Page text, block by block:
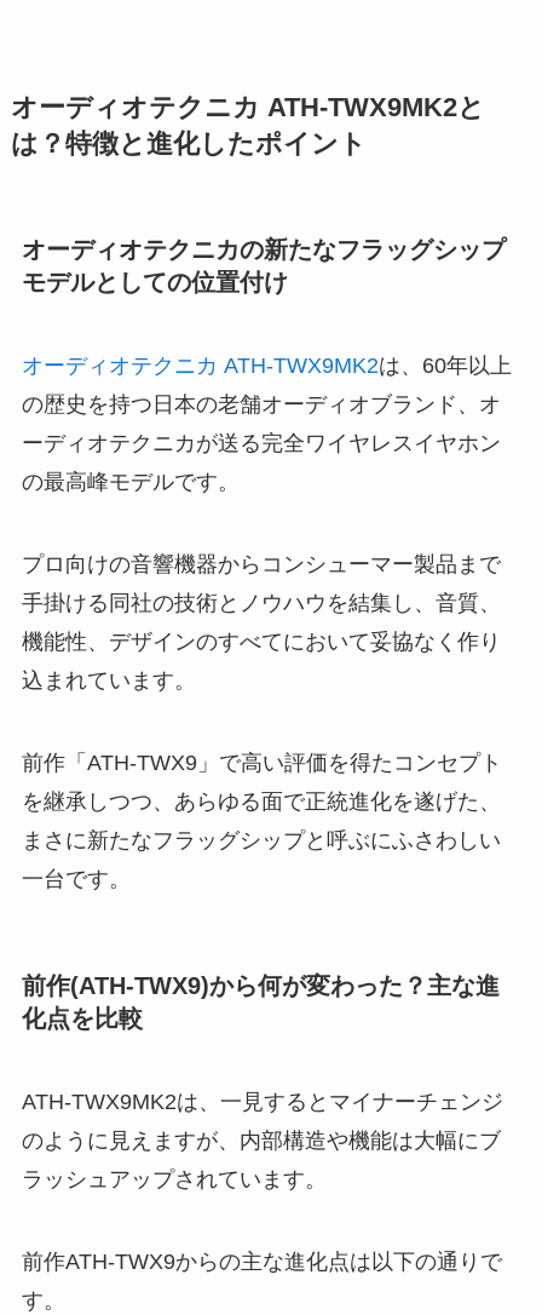
オーディオテクニカ ATH-TWX9MK2と
は？特徴と進化したポイント
オーディオテクニカの新たなフラッグシップ
モデルとしての位置付け
オーディオテクニカ ATH-TWX9MK2は、60年以上
の歴史を持つ日本の老舗オーディオブランド、オ
ーディオテクニカが送る完全ワイヤレスイヤホン
の最高峰モデルです。
プロ向けの音響機器からコンシューマー製品まで
手掛ける同社の技術とノウハウを結集し、音質、
機能性、デザインのすべてにおいて妥協なく作り
込まれています。
前作「ATH-TWX9」で高い評価を得たコンセプト
を継承しつつ、あらゆる面で正統進化を遂げた、
まさに新たなフラッグシップと呼ぶにふさわしい
一台です。
前作(ATH-TWX9)から何が変わった？主な進
化点を比較
ATH-TWX9MK2は、一見するとマイナーチェンジ
のように見えますが、内部構造や機能は大幅にブ
ラッシュアップされています。
前作ATH-TWX9からの主な進化点は以下の通りで
す。